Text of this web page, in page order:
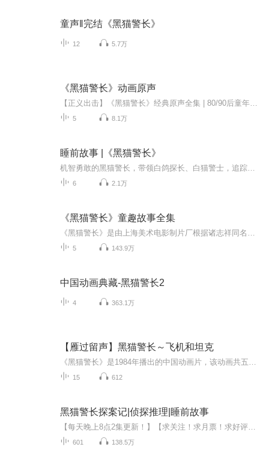
童声‖完结《黑猫警长》
12 5.7万
《黑猫警长》动画原声
5 8.1万
睡前故事 |《黑猫警长》
6 2.1万
《黑猫警长》童趣故事全集
5 143.9万
中国动画典藏-黑猫警长2
4 363.1万
【雁过留声】黑猫警长～飞机和坦克
15 612
黑猫警长探案记|侦探推理|睡前故事
601 138.5万